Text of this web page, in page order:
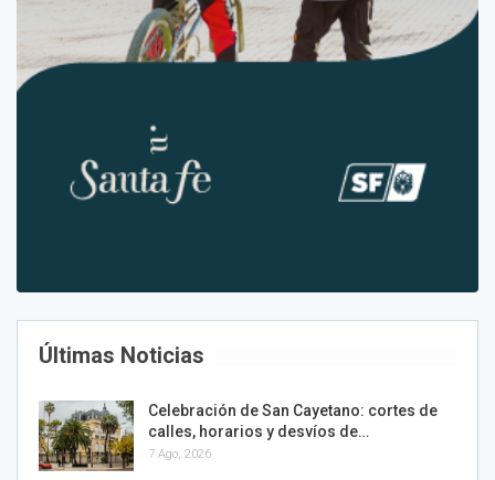
Últimas Noticias
Celebración de San Cayetano: cortes de
calles, horarios y desvíos de…
7 Ago, 2026